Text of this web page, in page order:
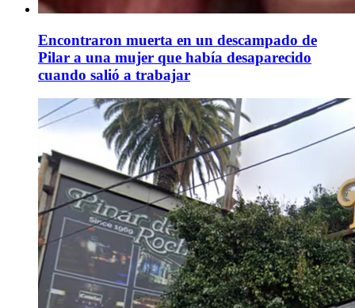
Encontraron muerta en un descampado de
Pilar a una mujer que había desaparecido
cuando salió a trabajar